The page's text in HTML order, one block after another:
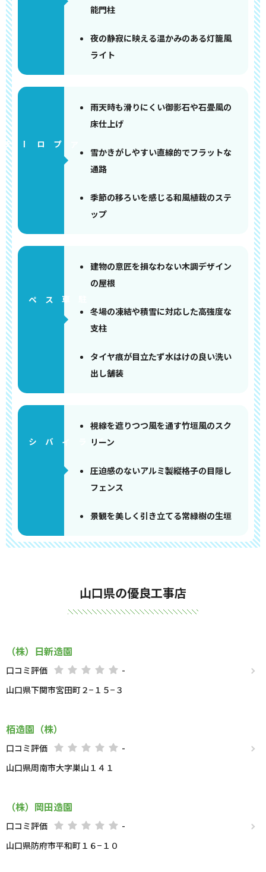
能門柱
夜の静寂に映える温かみのある灯籠風
ライト
アプローチ
雨天時も滑りにくい御影石や石畳風の
床仕上げ
雪かきがしやすい直線的でフラットな
通路
季節の移ろいを感じる和風植栽のステ
ップ
建物の意匠を損なわない木調デザイン
の屋根
冬場の凍結や積雪に対応した高強度な
支柱
タイヤ痕が目立たず水はけの良い洗い
出し舗装
視線を遮りつつ風を通す竹垣風のスク
リーン
圧迫感のないアルミ製縦格子の目隠し
フェンス
景観を美しく引き立てる常緑樹の生垣
山口県の優良工事店
（株）日新造園
口コミ評価
-
山口県下関市宮田町２−１５−３
栢造園（株）
口コミ評価
-
山口県周南市大字巣山１４１
（株）岡田造園
口コミ評価
-
山口県防府市平和町１６−１０